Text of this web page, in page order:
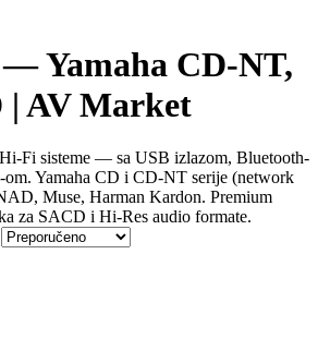
Yamaha CD-NT,
| AV Market
Fi sisteme — sa USB izlazom, Bluetooth-
om. Yamaha CD i CD-NT serije (network
Muse, Harman Kardon. Premium
za SACD i Hi-Res audio formate.